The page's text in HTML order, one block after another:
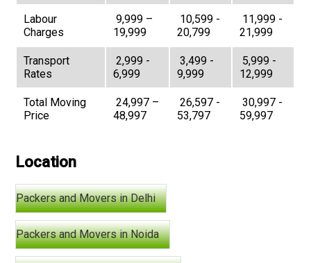
Labour
Charges
₹ 9,999 –
19,999
₹ 10,599 -
20,799
₹ 11,999 -
21,999
Transport
Rates
₹ 2,999 -
6,999
₹ 3,499 -
9,999
₹ 5,999 -
12,999
Total Moving
Price
₹ 24,997 –
48,997
₹ 26,597 -
53,797
₹ 30,997 -
59,997
Location
Packers and Movers in Delhi
Packers and Movers in Noida